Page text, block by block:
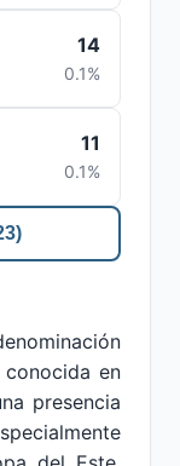
14
0.1%
11
0.1%
conocida en
presencia